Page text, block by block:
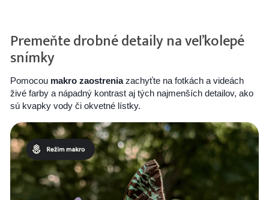
Premeňte drobné detaily na veľkolepé
snímky
Pomocou makro zaostreniazachyťte na fotkách a videách
živé farby a nápadný kontrast aj tých najmenších detailov, ako
sú kvapky vody či okvetné lístky.